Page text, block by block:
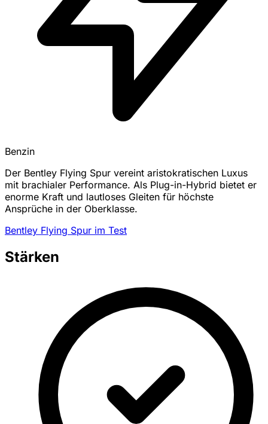
Benzin
Der Bentley Flying Spur vereint aristokratischen Luxus
mit brachialer Performance. Als Plug-in-Hybrid bietet er
enorme Kraft und lautloses Gleiten für höchste
Ansprüche in der Oberklasse.
Bentley Flying Spur im Test
Stärken